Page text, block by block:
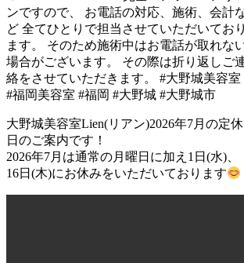
大野城美容室Lien(リアン)2026年7月の定休
日のご案内です！
2026年7月は通常の月曜日に加え1日(水)、
16日(木)にお休みをいただいております